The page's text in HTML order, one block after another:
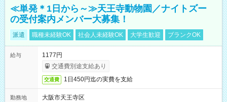
≪単発＊1日から～≫天王寺動物園／ナイトズー
の受付案内メンバー大募集！
派遣 職種未経験OK 社会人未経験OK 大学生歓迎 ブランクOK
給与
1177円
交通費別途支給あり
交通費 1日450円迄の実費を支給
勤務地
大阪市天王寺区